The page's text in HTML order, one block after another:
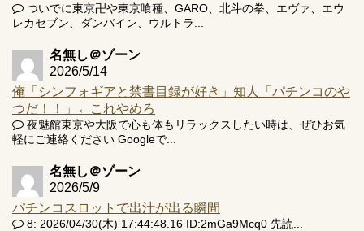
ついでに東京卍や東京喰種、GARO、北斗の拳、エヴァ、エウ
レカセブン、ダンバイン、ウルトラ...
名無し＠ゾーン
2026/5/14
俺「シンフォギアと禁書目録が好き」知人「パチンコのや
つだ！！」←これやめろ
夜魅館東京や大阪で心も体もリラックスしたい時は、ぜひお気
軽にご連絡ください Googleで...
名無し＠ゾーン
2026/5/9
パチンコスロットで出汁が出る瞬間
8: 2026/04/30(木) 17:44:48.16 ID:2mGa9Mcq0 先読...